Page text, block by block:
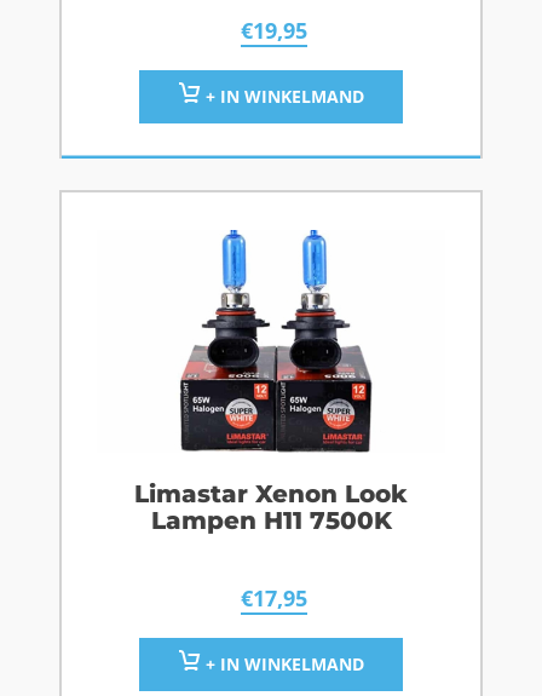
€19,95
+ IN WINKELMAND
Limastar Xenon Look
Lampen H11 7500K
€17,95
+ IN WINKELMAND